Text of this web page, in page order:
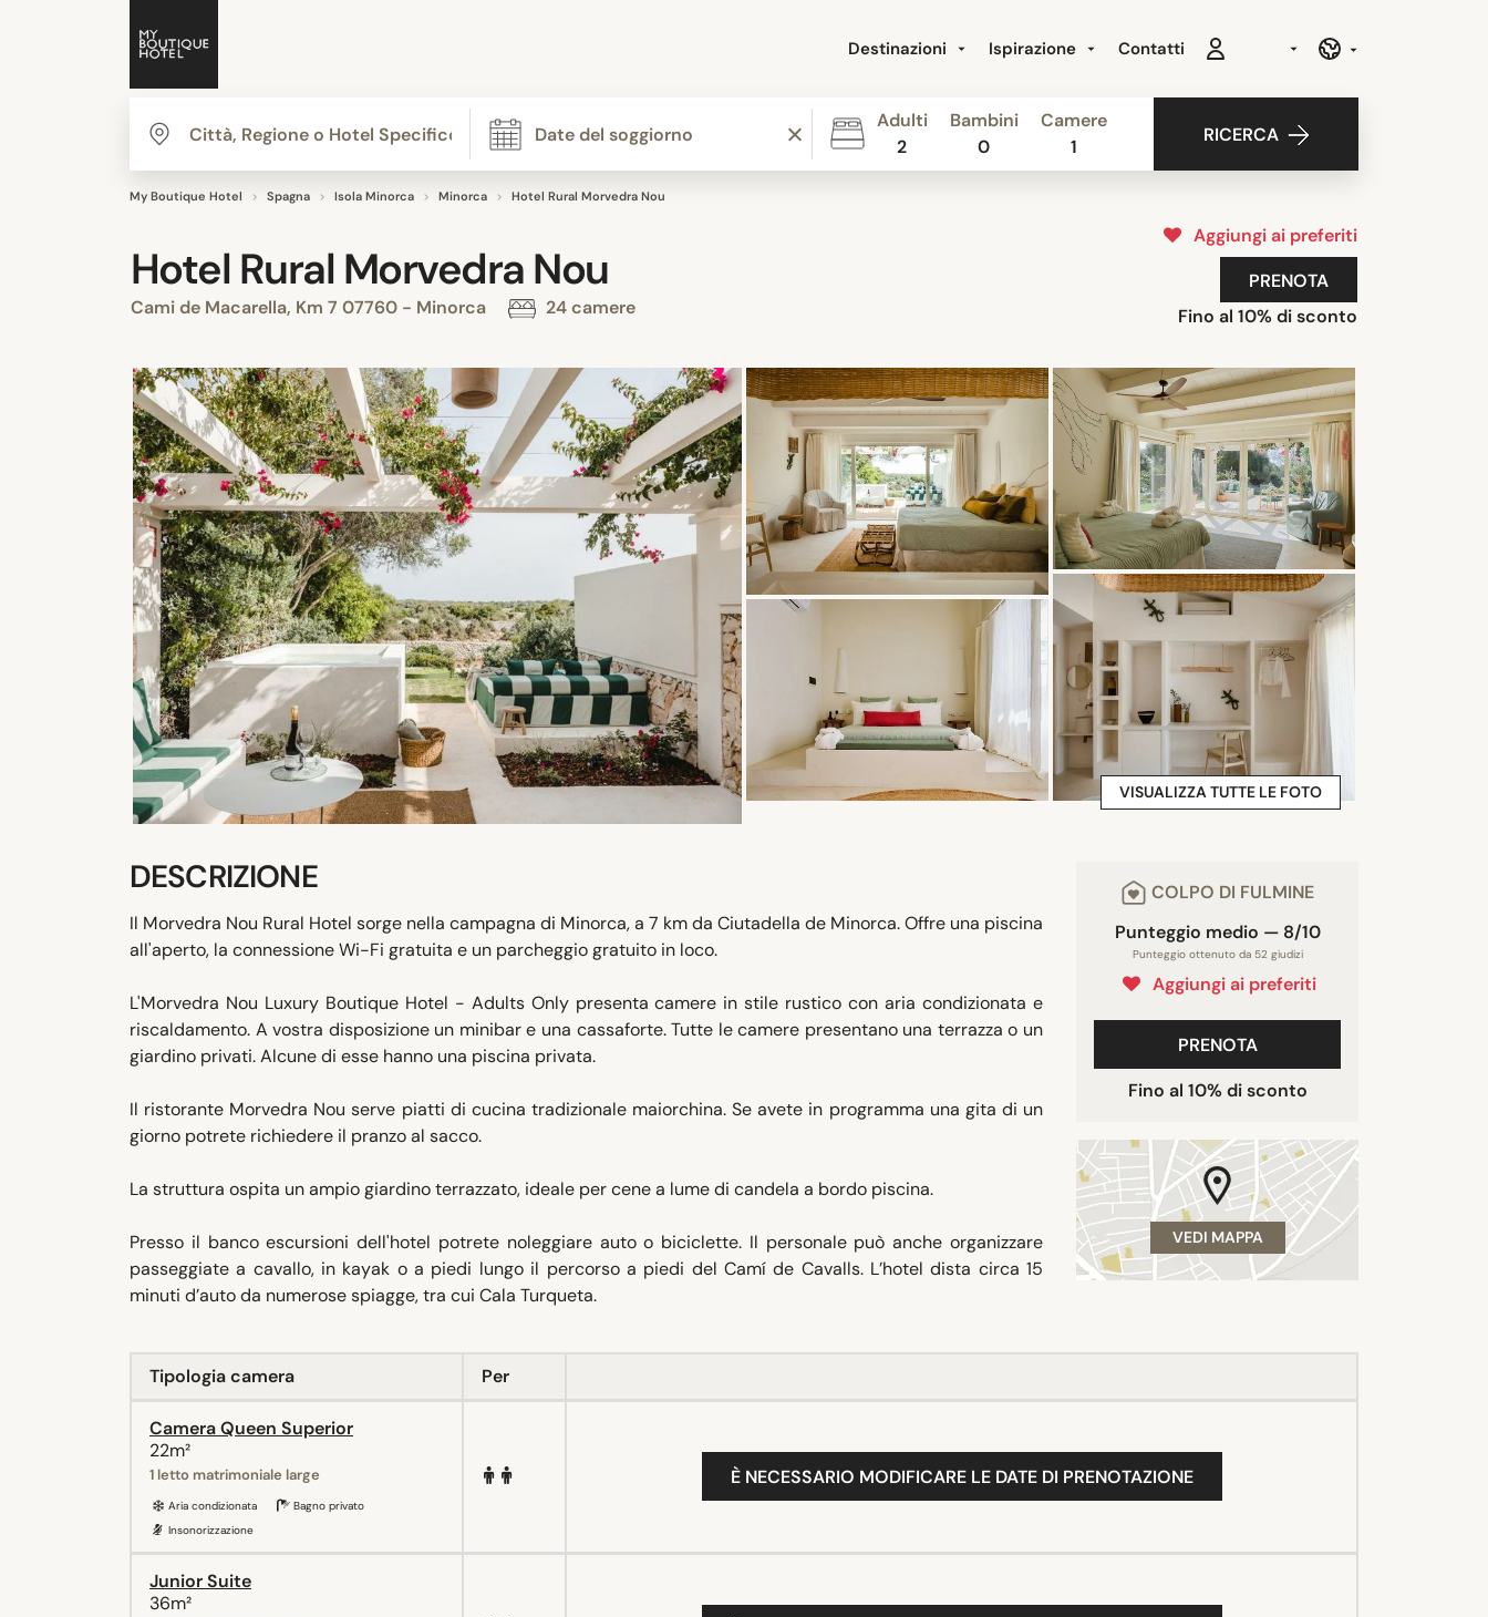
Destinazioni Ispirazione Contatti
Adulti
2
Bambini
0
Camere
1
RICERCA
My Boutique Hotel Spagna Isola Minorca Minorca Hotel Rural Morvedra Nou
Hotel Rural Morvedra Nou
Cami de Macarella, Km 7 07760 - Minorca 24 camere
Aggiungi ai preferiti
PRENOTA
Fino al 10% di sconto
VISUALIZZA TUTTE LE FOTO
COLPO DI FULMINE
Punteggio medio — 8/10
Punteggio ottenuto da 52 giudizi
Aggiungi ai preferiti
PRENOTA
Fino al 10% di sconto
VEDI MAPPA
DESCRIZIONE
Il Morvedra Nou Rural Hotel sorge nella campagna di Minorca, a 7 km da Ciutadella de Minorca. Offre una piscina
all'aperto, la connessione Wi-Fi gratuita e un parcheggio gratuito in loco.
L'Morvedra Nou Luxury Boutique Hotel - Adults Only presenta camere in stile rustico con aria condizionata e
riscaldamento. A vostra disposizione un minibar e una cassaforte. Tutte le camere presentano una terrazza o un
giardino privati. Alcune di esse hanno una piscina privata.
Il ristorante Morvedra Nou serve piatti di cucina tradizionale maiorchina. Se avete in programma una gita di un
giorno potrete richiedere il pranzo al sacco.
La struttura ospita un ampio giardino terrazzato, ideale per cene a lume di candela a bordo piscina.
Presso il banco escursioni dell'hotel potrete noleggiare auto o biciclette. Il personale può anche organizzare
passeggiate a cavallo, in kayak o a piedi lungo il percorso a piedi del Camí de Cavalls. L’hotel dista circa 15
minuti d’auto da numerose spiagge, tra cui Cala Turqueta.
Tipologia camera Per
Camera Queen Superior
22m²
1 letto matrimoniale large
Aria condizionata
Bagno privato
Insonorizzazione
È NECESSARIO MODIFICARE LE DATE DI PRENOTAZIONE
Junior Suite
36m²